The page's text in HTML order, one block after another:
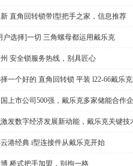
直角回转锁带l型把手之家，信息推荐
户选择]一切 三角螺母都运用戴乐克
安全锁服务热线，别具匠心
一个好的 直角回转锁 平装 l22-66戴乐
上市公司500强，戴乐克多家储能合作
激发数字经济发展新动能，戴乐克关键技
港经典 i型连接件从戴乐克开始
桥式把手加盟，别拘一格